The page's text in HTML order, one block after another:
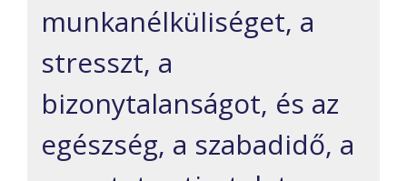
munkanélküliséget, a
stresszt, a
bizonytalanságot, és az
egészség, a szabadidő, a